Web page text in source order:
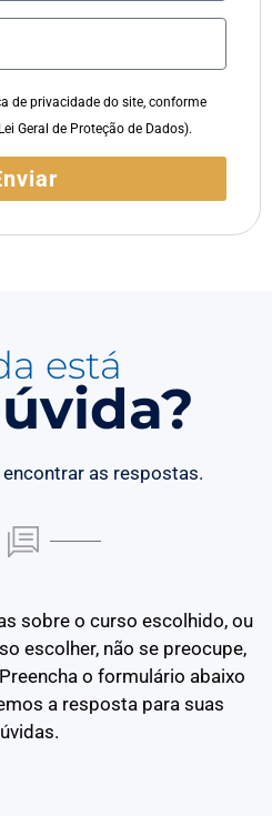
de privacidade do site, conforme
Geral de Proteção de Dados).
está
as respostas.
sobre o curso escolhido, ou
escolher, não se preocupe,
o formulário abaixo
a resposta para suas